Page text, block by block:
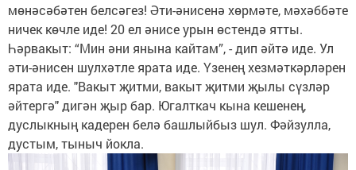
мөнәсәбәтен белсәгез! Әти-әнисенә хөрмәте, мәхәббәте
ничек көчле иде! 20 ел әнисе урын өстендә ятты.
Һәрвакыт: “Мин әни янына кайтам”, - дип әйтә иде. Ул
әти-әнисен шулхәтле ярата иде. Үзенең хезмәткәрләрен
ярата иде. "Вакыт җитми, вакыт җитми җылы сүзләр
әйтергә" дигән җыр бар. Югалткач кына кешенең,
дуслыкның кадерен белә башлыйбыз шул. Фәйзулла,
дустым, тыныч йокла.